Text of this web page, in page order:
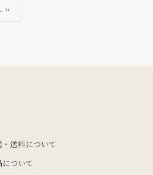
»
・送料について
について